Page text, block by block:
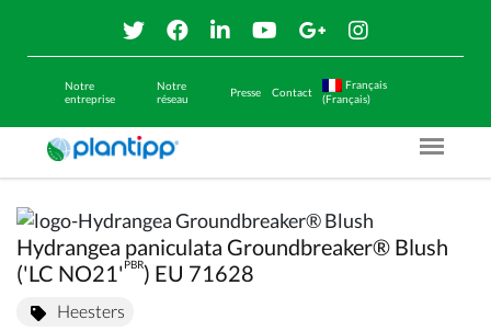
Notre
entreprise
Notre
réseau
Presse Contact
Français
(Français)
Menu
Hydrangea paniculata Groundbreaker® Blush
('LC NO21' PBR) EU 71628
Heesters